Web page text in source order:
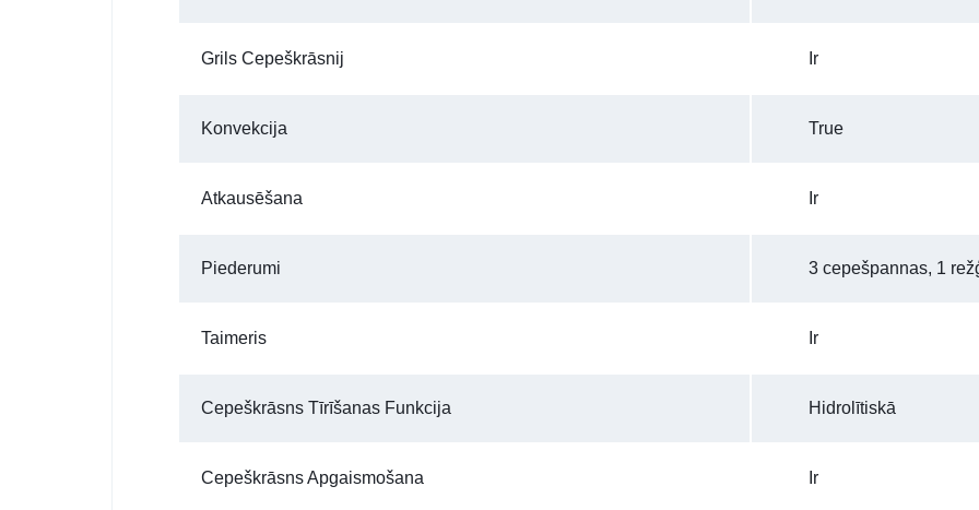
Grils Cepeškrāsnij Ir
Konvekcija True
Atkausēšana Ir
Piederumi 3 cepešpannas, 1
Taimeris Ir
Cepeškrāsns Tīrīšanas Funkcija Hidrolītiskā
Cepeškrāsns Apgaismošana Ir